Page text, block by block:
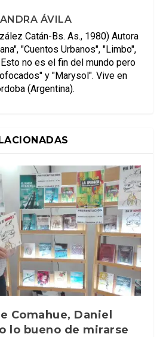
ÁVILA
Catán-Bs. As., 1980) Autora
"Cuentos Urbanos", "Limbo",
no es el fin del mundo pero
y "Marysol". Vive en
(Argentina).
Comahue, Daniel
lo bueno de mirarse